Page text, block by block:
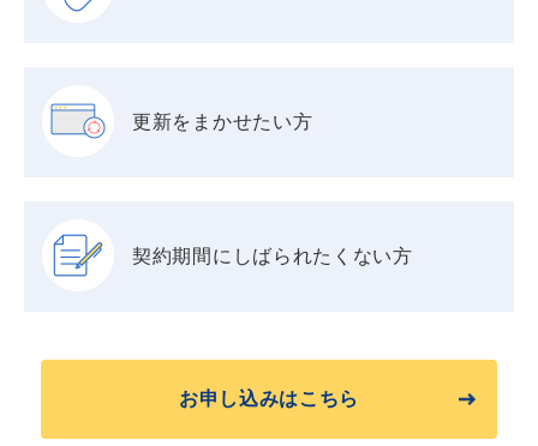
更新をまかせたい方
契約期間に しばられたくない方
お申し込みはこちら